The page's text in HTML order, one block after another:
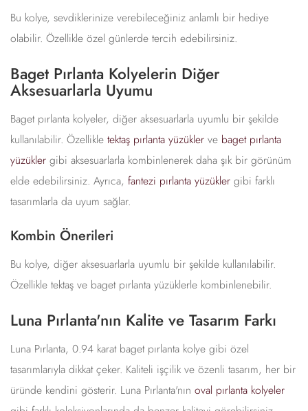
Bu kolye, sevdiklerinize verebileceğiniz anlamlı bir hediye
olabilir. Özellikle özel günlerde tercih edebilirsiniz.
Baget Pırlanta Kolyelerin Diğer
Aksesuarlarla Uyumu
Baget pırlanta kolyeler, diğer aksesuarlarla uyumlu bir şekilde
kullanılabilir. Özellikle tektaş pırlanta yüzükler ve baget pırlanta
yüzükler gibi aksesuarlarla kombinlenerek daha şık bir görünüm
elde edebilirsiniz. Ayrıca, fantezi pırlanta yüzükler gibi farklı
tasarımlarla da uyum sağlar.
Kombin Önerileri
Bu kolye, diğer aksesuarlarla uyumlu bir şekilde kullanılabilir.
Özellikle tektaş ve baget pırlanta yüzüklerle kombinlenebilir.
Luna Pırlanta'nın Kalite ve Tasarım Farkı
Luna Pırlanta, 0.94 karat baget pırlanta kolye gibi özel
tasarımlarıyla dikkat çeker. Kaliteli işçilik ve özenli tasarım, her bir
üründe kendini gösterir. Luna Pırlanta'nın oval pırlanta kolyeler